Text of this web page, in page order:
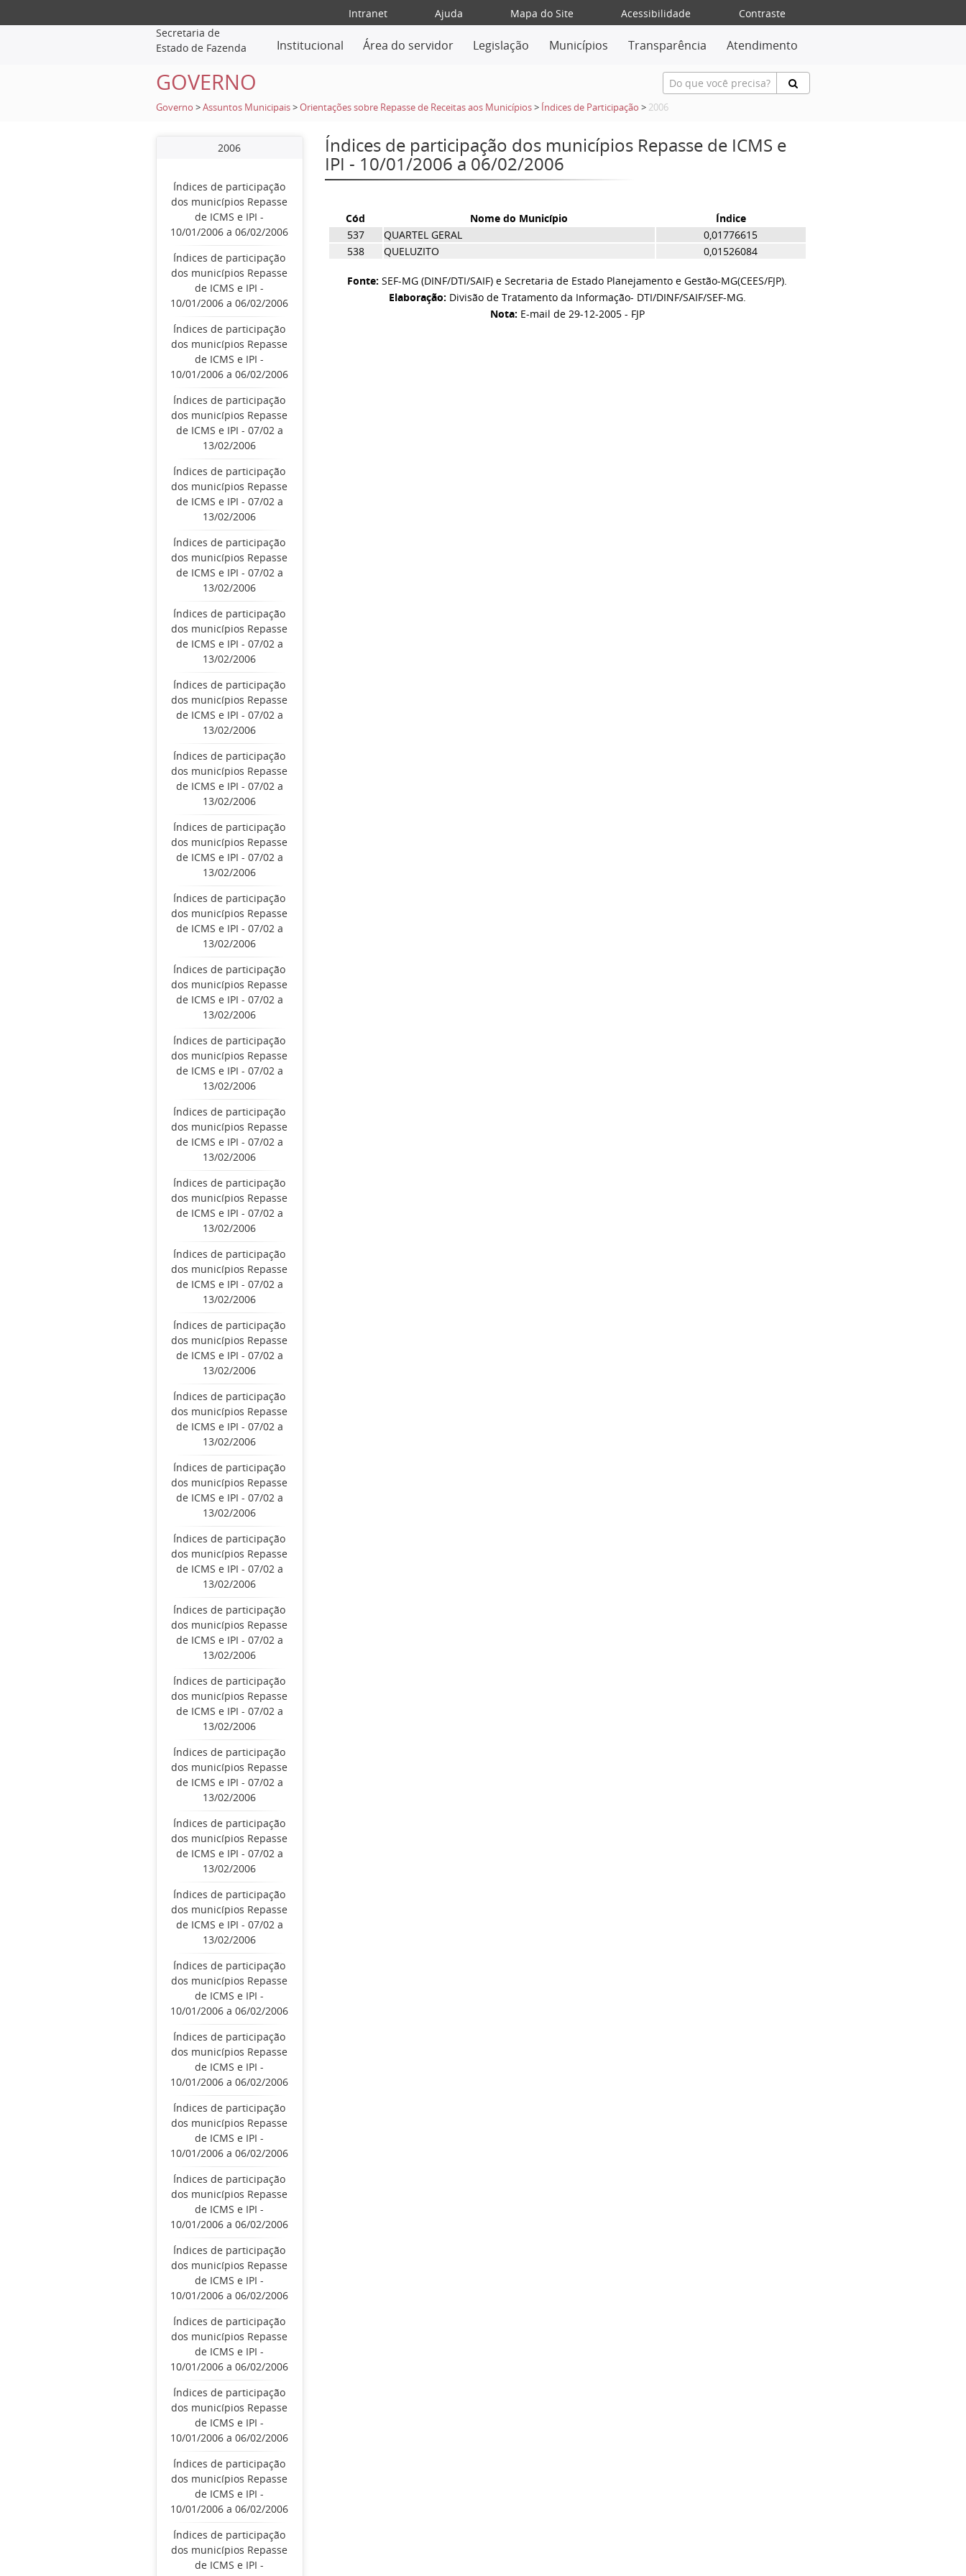
Intranet Ajuda Mapa do Site Acessibilidade
Contraste
Secretaria de
Estado de Fazenda
Institucional Área do servidor Legislação Municípios Transparência Atendimento
GOVERNO
Governo >Assuntos Municipais >Orientações sobre Repasse de Receitas aos Municípios > Índices de Participação > 2006
2006
Índices de participação
dos municípios Repasse
de ICMS e IPI -
10/01/2006 a 06/02/2006
Índices de participação
dos municípios Repasse
de ICMS e IPI -
10/01/2006 a 06/02/2006
Índices de participação
dos municípios Repasse
de ICMS e IPI -
10/01/2006 a 06/02/2006
Índices de participação
dos municípios Repasse
de ICMS e IPI - 07/02 a
13/02/2006
Índices de participação
dos municípios Repasse
de ICMS e IPI - 07/02 a
13/02/2006
Índices de participação
dos municípios Repasse
de ICMS e IPI - 07/02 a
13/02/2006
Índices de participação
dos municípios Repasse
de ICMS e IPI - 07/02 a
13/02/2006
Índices de participação
dos municípios Repasse
de ICMS e IPI - 07/02 a
13/02/2006
Índices de participação
dos municípios Repasse
de ICMS e IPI - 07/02 a
13/02/2006
Índices de participação
dos municípios Repasse
de ICMS e IPI - 07/02 a
13/02/2006
Índices de participação
dos municípios Repasse
de ICMS e IPI - 07/02 a
13/02/2006
Índices de participação
dos municípios Repasse
de ICMS e IPI - 07/02 a
13/02/2006
Índices de participação
dos municípios Repasse
de ICMS e IPI - 07/02 a
13/02/2006
Índices de participação
dos municípios Repasse
de ICMS e IPI - 07/02 a
13/02/2006
Índices de participação
dos municípios Repasse
de ICMS e IPI - 07/02 a
13/02/2006
Índices de participação
dos municípios Repasse
de ICMS e IPI - 07/02 a
13/02/2006
Índices de participação
dos municípios Repasse
de ICMS e IPI - 07/02 a
13/02/2006
Índices de participação
dos municípios Repasse
de ICMS e IPI - 07/02 a
13/02/2006
Índices de participação
dos municípios Repasse
de ICMS e IPI - 07/02 a
13/02/2006
Índices de participação
dos municípios Repasse
de ICMS e IPI - 07/02 a
13/02/2006
Índices de participação
dos municípios Repasse
de ICMS e IPI - 07/02 a
13/02/2006
Índices de participação
dos municípios Repasse
de ICMS e IPI - 07/02 a
13/02/2006
Índices de participação
dos municípios Repasse
de ICMS e IPI - 07/02 a
13/02/2006
Índices de participação
dos municípios Repasse
de ICMS e IPI - 07/02 a
13/02/2006
Índices de participação
dos municípios Repasse
de ICMS e IPI - 07/02 a
13/02/2006
Índices de participação
dos municípios Repasse
de ICMS e IPI -
10/01/2006 a 06/02/2006
Índices de participação
dos municípios Repasse
de ICMS e IPI -
10/01/2006 a 06/02/2006
Índices de participação
dos municípios Repasse
de ICMS e IPI -
10/01/2006 a 06/02/2006
Índices de participação
dos municípios Repasse
de ICMS e IPI -
10/01/2006 a 06/02/2006
Índices de participação
dos municípios Repasse
de ICMS e IPI -
10/01/2006 a 06/02/2006
Índices de participação
dos municípios Repasse
de ICMS e IPI -
10/01/2006 a 06/02/2006
Índices de participação
dos municípios Repasse
de ICMS e IPI -
10/01/2006 a 06/02/2006
Índices de participação
dos municípios Repasse
de ICMS e IPI -
10/01/2006 a 06/02/2006
Índices de participação
dos municípios Repasse
de ICMS e IPI -
Índices de participação dos municípios Repasse de ICMS e
IPI - 10/01/2006 a 06/02/2006
Cód Nome do Município
Índice
537
QUARTEL GERAL
0,01776615
538
QUELUZITO 0,01526084
Fonte: SEF-MG (DINF/DTI/SAIF) e Secretaria de Estado Planejamento e Gestão-MG(CEES/FJP).
Elaboração: Divisão de Tratamento da Informação- DTI/DINF/SAIF/SEF-MG.
Nota: E-mail de 29-12-2005 - FJP